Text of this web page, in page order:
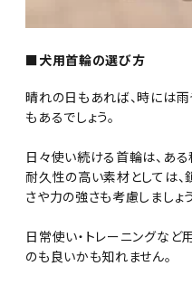
■犬用首輪の選び方
晴れの日もあれば、時には
もあるでしょう。
日々使い続ける首輪は、あ
耐久性の高い素材としては、
さや力の強さも考慮しましょう
日常使い・トレーニングな
のも良いかも知れません。